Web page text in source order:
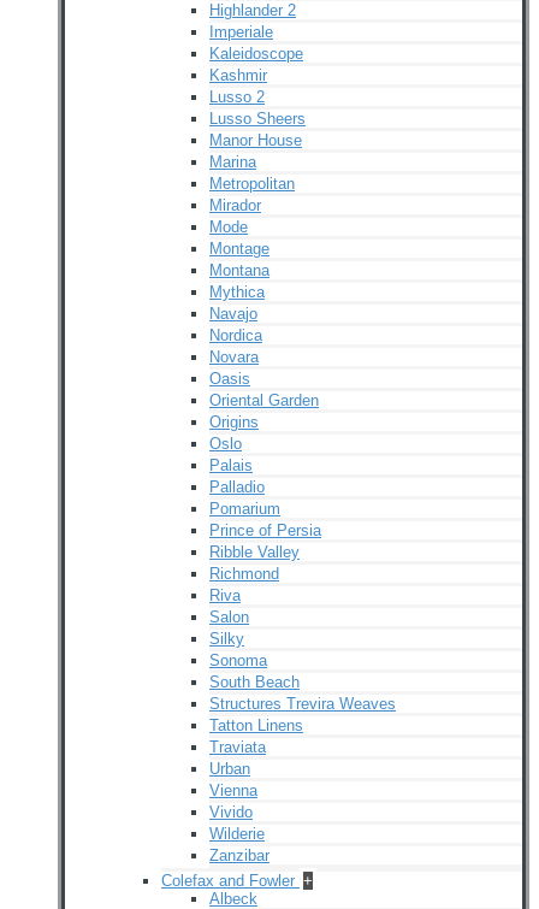
Highlander 2
Imperiale
Kaleidoscope
Kashmir
Lusso 2
Lusso Sheers
Manor House
Marina
Metropolitan
Mirador
Mode
Montage
Montana
Mythica
Navajo
Nordica
Novara
Oasis
Oriental Garden
Origins
Oslo
Palais
Palladio
Pomarium
Prince of Persia
Ribble Valley
Richmond
Riva
Salon
Silky
Sonoma
South Beach
Structures Trevira Weaves
Tatton Linens
Traviata
Urban
Vienna
Vivido
Wilderie
Zanzibar
Colefax and Fowler +
Albeck